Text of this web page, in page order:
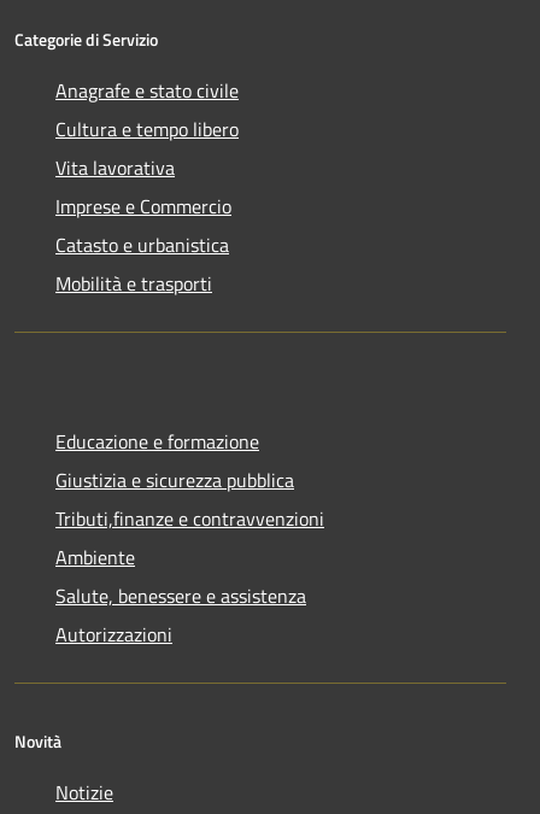
Categorie di Servizio
Anagrafe e stato civile
Cultura e tempo libero
Vita lavorativa
Imprese e Commercio
Catasto e urbanistica
Mobilità e trasporti
Educazione e formazione
Giustizia e sicurezza pubblica
Tributi,finanze e contravvenzioni
Ambiente
Salute, benessere e assistenza
Autorizzazioni
Novità
Notizie